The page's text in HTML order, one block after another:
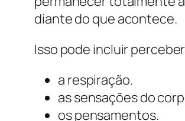
diante do que acontece.
Isso pode incluir
a respiração.
as sensações do
os pensamentos.